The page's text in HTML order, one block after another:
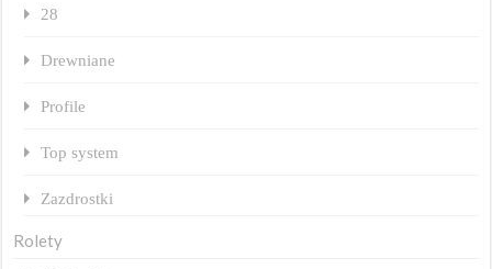
28
Drewniane
Profile
Top system
Zazdrostki
Rolety